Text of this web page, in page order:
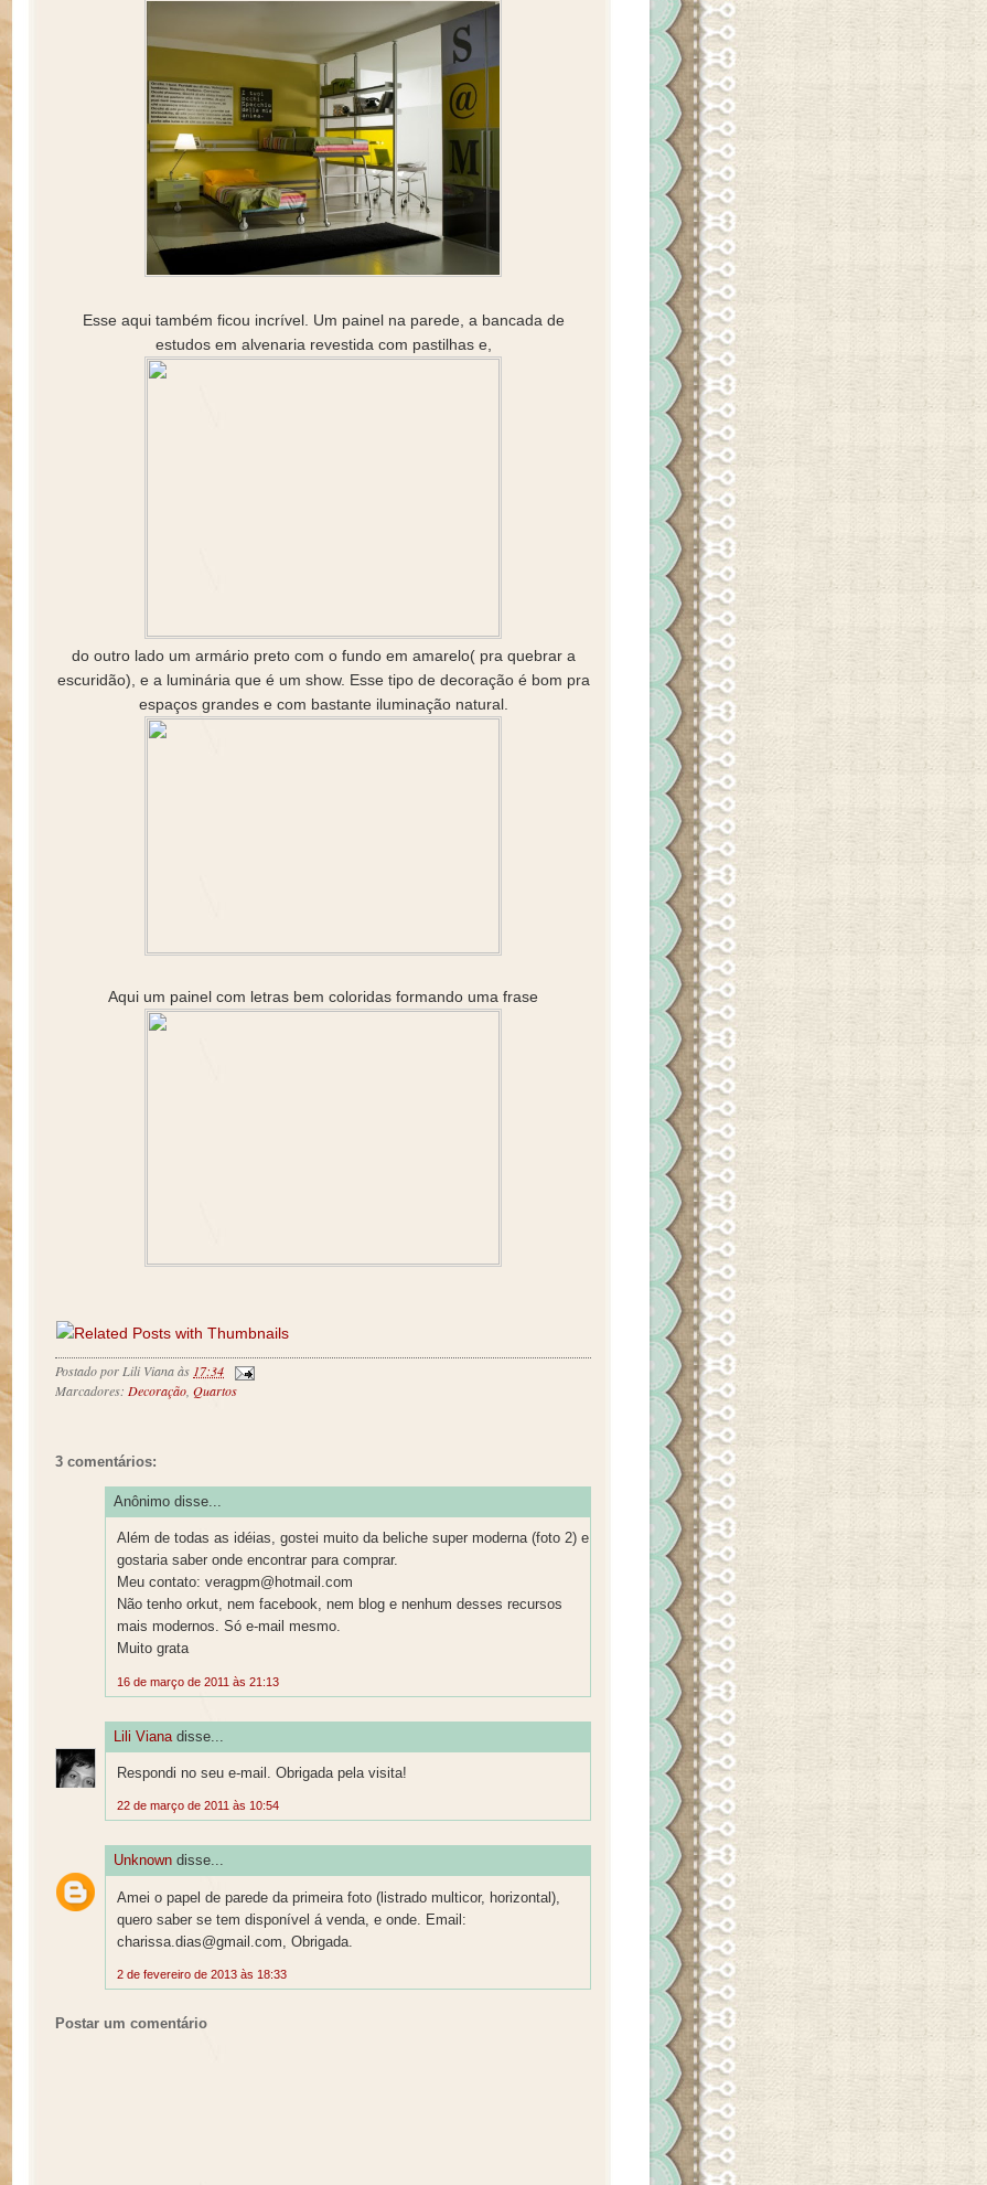
Esse aqui também ficou incrível. Um painel na parede, a bancada de
estudos em alvenaria revestida com pastilhas e,
do outro lado um armário preto com o fundo em amarelo( pra quebrar a
escuridão), e a luminária que é um show. Esse tipo de decoração é bom pra
espaços grandes e com bastante iluminação natural.
Aqui um painel com letras bem coloridas formando uma frase
Postado por Lili Vianaàs 17:34
Marcadores: Decoração Quartos
3 comentários:
Anônimo disse...
Além de todas as idéias, gostei muito da beliche super moderna (foto 2) e
gostaria saber onde encontrar para comprar.
Meu contato: veragpm@hotmail.com
Não tenho orkut, nem facebook, nem blog e nenhum desses recursos
mais modernos. Só e-mail mesmo.
Muito grata
16 de março de 2011 às 21:13
Lili Viana disse...
Respondi no seu e-mail. Obrigada pela visita!
22 de março de 2011 às 10:54
Unknown disse...
Amei o papel de parede da primeira foto (listrado multicor, horizontal),
quero saber se tem disponível á venda, e onde. Email:
charissa.dias@gmail.com, Obrigada.
2 de fevereiro de 2013 às 18:33
Postar um comentário